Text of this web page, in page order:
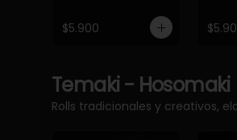
$5.900
Temaki - Hosomaki
Rolls tradicionales y creativos,